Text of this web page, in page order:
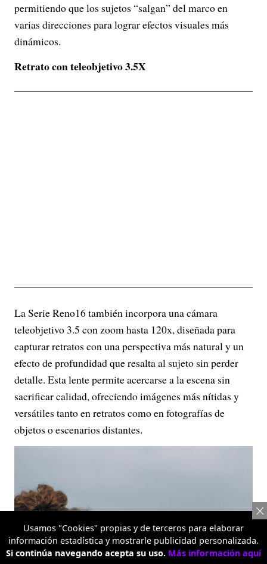
permitiendo que los sujetos “salgan” del marco en
varias direcciones para lograr efectos visuales más
dinámicos.
Retrato con teleobjetivo 3.5X
La Serie Reno16 también incorpora una cámara
teleobjetivo 3.5 con zoom hasta 120x, diseñada para
capturar retratos con una perspectiva más natural y un
efecto de profundidad que resalta al sujeto sin perder
detalle. Esta lente permite acercarse a la escena sin
sacrificar calidad, ofreciendo imágenes más nítidas y
versátiles tanto en retratos como en fotografías de
objetos o escenarios distantes.
Usamos "Cookies" propias y de terceros para elaborar
información estadística y mostrarle publicidad personalizada.
Si continúa navegando acepta su uso. Más información aquí